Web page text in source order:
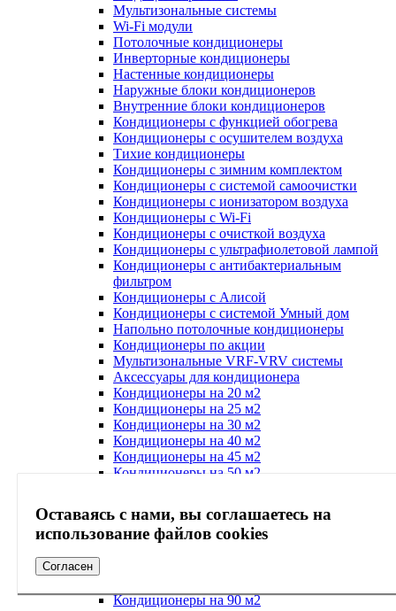
Оставаясь с нами, вы соглашаетесь на
использование файлов cookies
Согласен
Мультизональные системы
Wi-Fi модули
Потолочные кондиционеры
Инверторные кондиционеры
Настенные кондиционеры
Наружные блоки кондиционеров
Внутренние блоки кондиционеров
Кондиционеры с функцией обогрева
Кондиционеры с осушителем воздуха
Тихие кондиционеры
Кондиционеры с зимним комплектом
Кондиционеры с системой самоочистки
Кондиционеры с ионизатором воздуха
Кондиционеры с Wi-Fi
Кондиционеры с очисткой воздуха
Кондиционеры с ультрафиолетовой лампой
Кондиционеры с антибактериальным
фильтром
Кондиционеры с Алисой
Кондиционеры с системой Умный дом
Напольно потолочные кондиционеры
Кондиционеры по акции
Мультизональные VRF-VRV системы
Аксессуары для кондиционера
Кондиционеры на 20 м2
Кондиционеры на 25 м2
Кондиционеры на 30 м2
Кондиционеры на 40 м2
Кондиционеры на 45 м2
Кондиционеры на 50 м2
Кондиционеры на 65 м2
Кондиционеры на 70 м2
Кондиционеры на 90 м2